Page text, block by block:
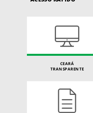
CEARÁ
TRANSPARENTE